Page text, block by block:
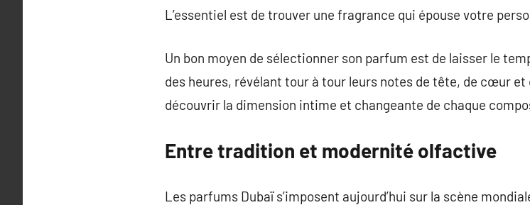
L’essentiel est de trouver une fragrance qui épouse votre
Un bon moyen de sélectionner son parfum est de laisser le
des heures, révélant tour à tour leurs notes de tête, de cœur
découvrir la dimension intime et changeante de chaque
Entre tradition et modernité olfactive
Les parfums Dubaï s’imposent aujourd’hui sur la scène